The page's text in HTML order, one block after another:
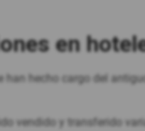
en
han hecho cargo del
vendido y transferido